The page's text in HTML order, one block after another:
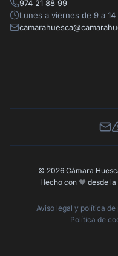
974 21 88 99
Lunes a viernes de 9 a 14
© 2026 Cámara
Hecho con ❤️ desde
Aviso legal y política
Política de